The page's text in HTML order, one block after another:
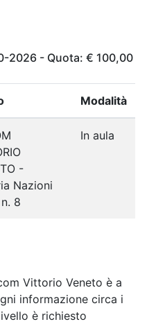
2026 - Quota: € 100,00
Modalità
-
Nazioni
8
In aula
Vittorio Veneto è a
informazione circa i
è richiesto